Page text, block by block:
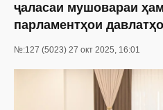
ҷаласаи мушовараи
парламентҳои
№:127 (5023) 27 окт 2025, 16:01